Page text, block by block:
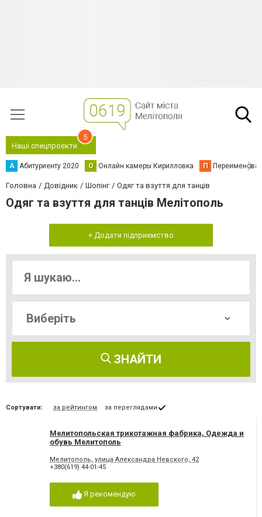
Наші спецпроєкти
5
А Абитуриенту 2020 О Онлайн камеры Кирилловка П
Головна Довідник Шопінг Одяг та взуття для танців
Одяг та взуття для танців Мелітополь
+ Додати підприємство
ЗНАЙТИ
Сортувати: за рейтингом за переглядами
Мелитопольская трикотажная фабрика, Одежда и
обувь Мелитополь
Мелитополь, улица Александра Невского, 42
+380(619) 44-01-45
Я рекомендую